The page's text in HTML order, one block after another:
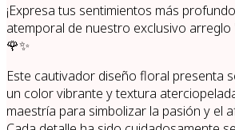
¡Expresa tus sentimientos más
atemporal de nuestro exclusivo arreglo
🌹✨
Este cautivador diseño floral presenta
un color vibrante y textura
maestría para simbolizar la pasión y el